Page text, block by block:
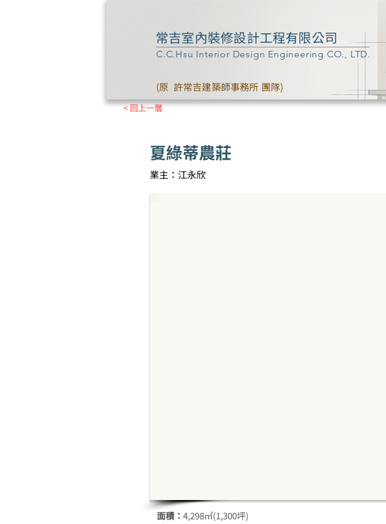
常吉室內裝修設計工程有限公司
C.C.Hsu Interior Design Engineering CO., LTD.
(原 許常吉建築師事務所 團隊)
< 回上一層
夏綠蒂農莊
業主：江永欣
面積： 4,298㎡(1,300坪)